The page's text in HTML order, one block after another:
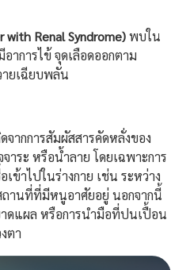
with Renal Syndrome)พบใน
าการไข้ จุดเลือดออกตาม
ายเฉียบพลัน
กการสัมผัสสารคัดหลั่งของ
ระ หรือน้ำลาย โดยเฉพาะการ
ข้าไปในร่างกาย เช่น ระหว่าง
านที่ที่มีหนูอาศัยอยู่ นอกจากนี้
าดแผล หรือการนำมือที่ปนเปื้อน
ตา